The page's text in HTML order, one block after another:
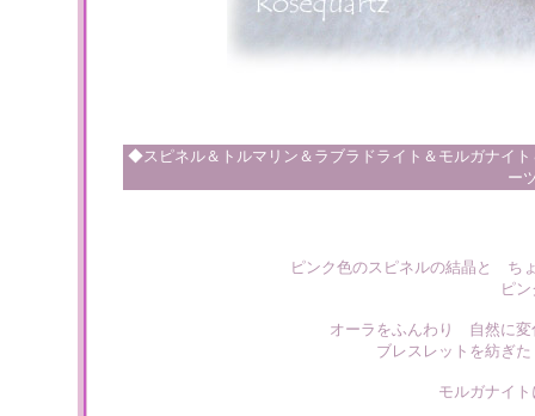
◆スピネル＆トルマリン＆ラブラドライト＆モルガナイ
ー
ピンク色のスピネルの結晶と ち
ピ
オーラをふんわり 自然に変
ブレスレットを紡ぎ
モルガナイ